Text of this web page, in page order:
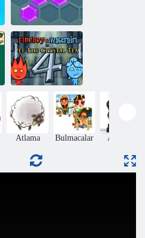
Hexa
Ateş ve Su 4
Atlama Bulmacalar Aksiyon